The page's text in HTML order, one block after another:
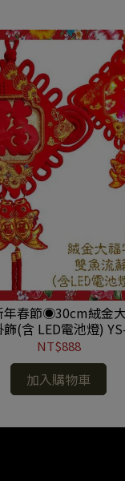
年春節◉30cm絨金
(含 LED電池燈)
NT$888
加入購物車